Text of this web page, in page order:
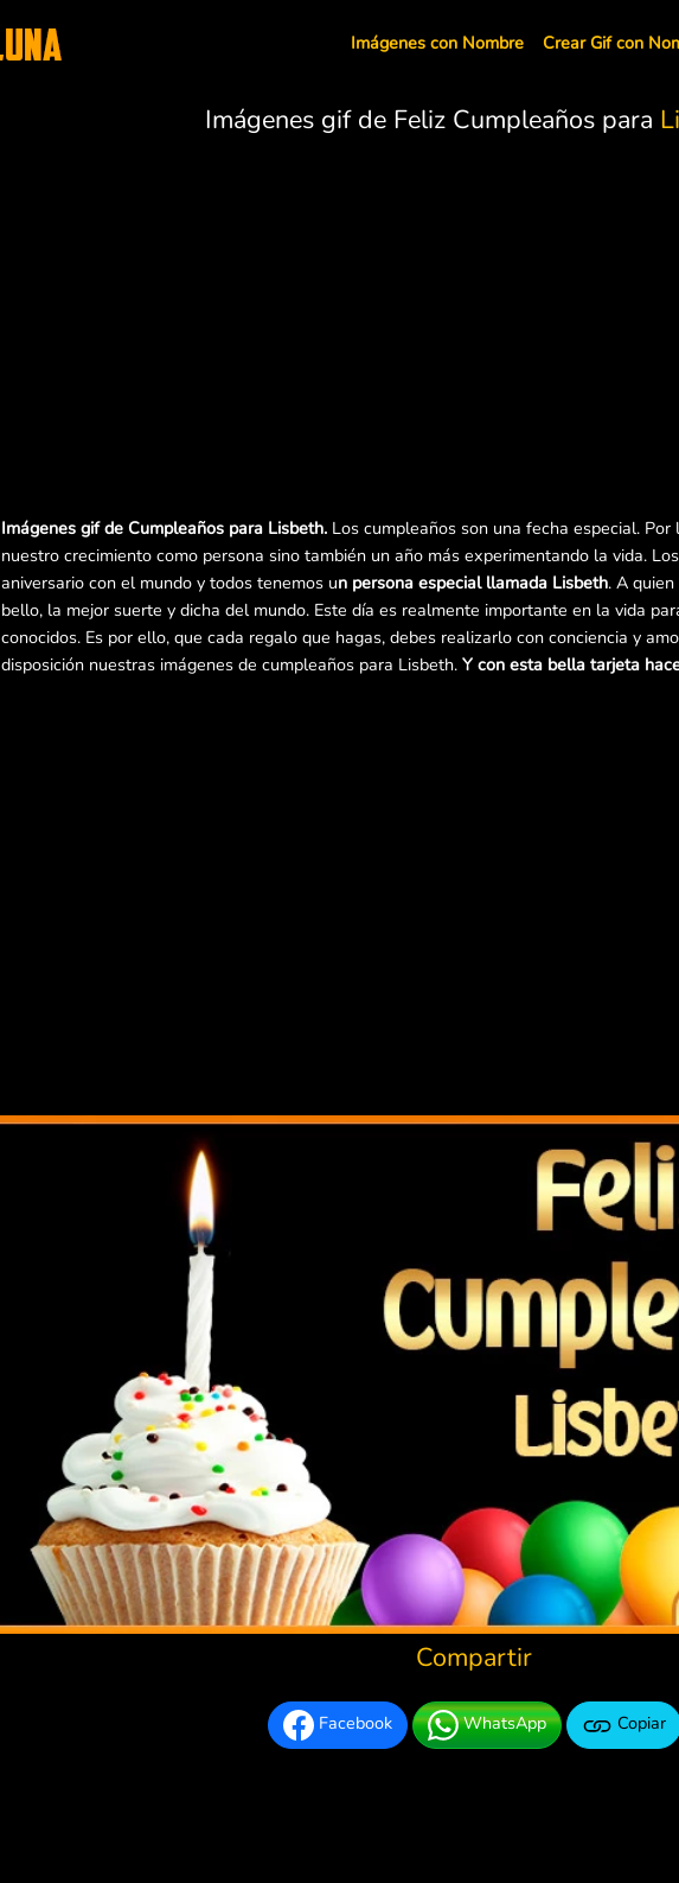
Imágenes con Nombre Crear Gif con
Imágenes gif de Feliz Cumpleaños para
Imágenes gif de Cumpleaños para Lisbeth. Los cumpleaños son una fecha especial.
nuestro crecimiento como persona sino también un año más experimentando la vida.
aniversario con el mundo y todos tenemos un persona especial llamada Lisbeth. A
bello, la mejor suerte y dicha del mundo. Este día es realmente importante en la vida
conocidos. Es por ello, que cada regalo que hagas, debes realizarlo con conciencia y
disposición nuestras imágenes de cumpleaños para Lisbeth. Y con esta bella tarjeta
Compartir
Facebook WhatsApp Copiar